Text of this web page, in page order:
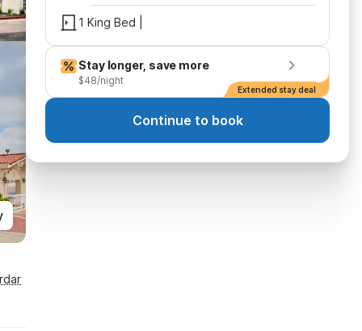
1 King Bed |
Stay longer, save more
$48/night
Extended stay deal
Continue to book